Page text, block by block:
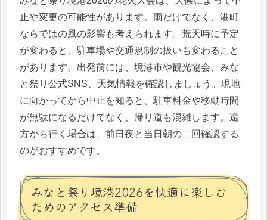
止や変更の可能性があります。雨だけでなく、港町
ならではの風の影響も考えられます。荒天時に予定
が変わると、駐車場や交通規制の扱いも変わること
があります。出発前には、境港市や観光協会、みな
と祭り公式SNS、天気情報を確認しましょう。現地
に向かってから中止を知ると、駐車料金や移動時間
が無駄になるだけでなく、帰り道も混雑します。遠
方から行く場合は、前日夜と当日朝の二回確認する
のがおすすめです。
みなと祭り境港2026を快適に楽しむ
ためのアクセス準備